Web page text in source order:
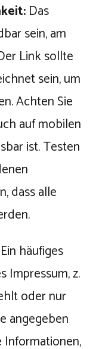
Das
sein, am
Link sollte
sein, um
Achten Sie
auf mobilen
ist. Testen
dass alle
Ein häufiges
Impressum, z.
oder nur
angegeben